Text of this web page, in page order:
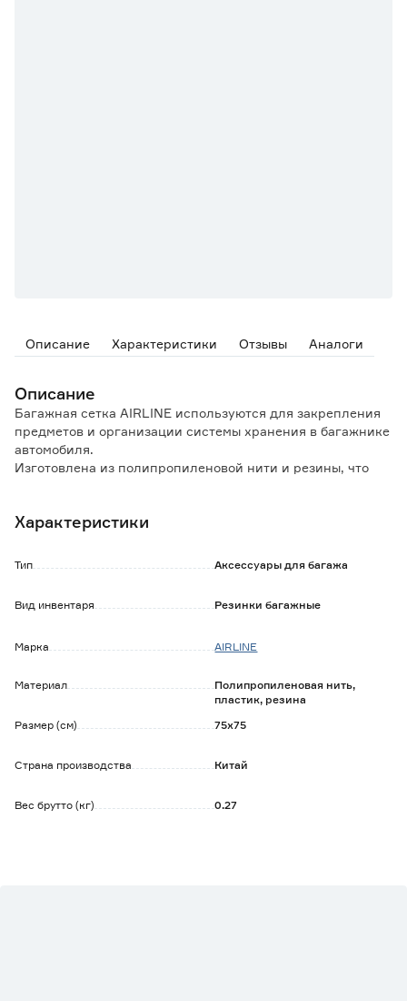
Описание Характеристики Отзывы Аналоги
Описание
Багажная сетка AIRLINE используются для закрепления
предметов и организации системы хранения в багажнике
автомобиля.
Изготовлена из полипропиленовой нити и резины, что
Оснащена металлическими крючками, которые легко и
крепежах багажного отделения автомобиля.
Характеристики
Тип Аксессуары для багажа
Вид инвентаря Резинки багажные
Марка AIRLINE
Материал
Полипропиленовая нить,
пластик, резина
Размер (см)
75х75
Страна производства Китай
Вес брутто (кг) 0.27